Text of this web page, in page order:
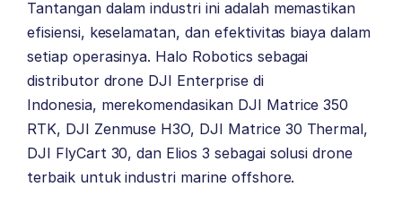
Tantangan dalam industri ini adalah memastikan
efisiensi, keselamatan, dan efektivitas biaya dalam
setiap operasinya. Halo Robotics sebagai
distributor drone DJI Enterprisedi
Indonesia, merekomendasikan DJI Matrice 350
RTK, DJI Zenmuse H3O, DJI Matrice 30 Thermal,
DJI FlyCart 30, dan Elios 3 sebagai solusi drone
terbaik untuk industri marine offshore.